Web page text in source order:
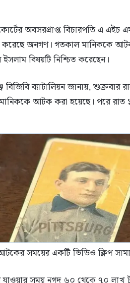
অবসরপ্রাপ্ত বিচারপতি এ
করেছে জনগণ। গতকাল মানিককে আটক
বিষয়টি নিশ্চিত করেছেন।
বিজিবি ব্যাটালিয়ন জানায়, শুক্রবার
আটক করা হয়েছে। পরে রাত
সময়ের একটি ভিডিও ক্লিপ